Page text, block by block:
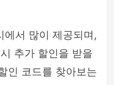
에서 많이 제공되며,
추가 할인을 받을
인 코드를 찾아보는